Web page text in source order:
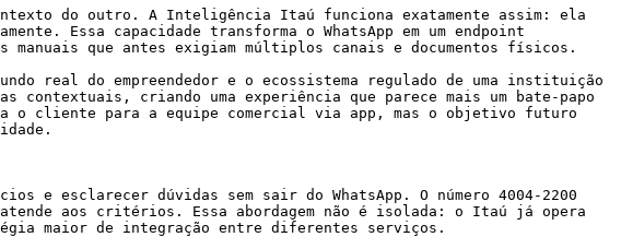
do outro. A Inteligência Itaú funciona exatamente assim: ela
Essa capacidade transforma o WhatsApp em um endpoint
que antes exigiam múltiplos canais e documentos físicos.
real do empreendedor e o ecossistema regulado de uma instituição
criando uma experiência que parece mais um bate-papo
o cliente para a equipe comercial via app, mas o objetivo futuro
e esclarecer dúvidas sem sair do WhatsApp. O número 4004-2200
aos critérios. Essa abordagem não é isolada: o Itaú já opera
maior de integração entre diferentes serviços.